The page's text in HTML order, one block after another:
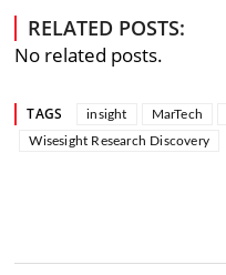
RELATED POSTS:
No related posts.
TAGS insight MarTech
Wisesight Research Discovery